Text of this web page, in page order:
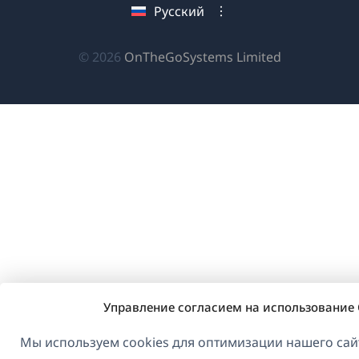
Управление согласием на использование
Мы используем cookies для оптимизации нашего
© 2026 OnTheGoSystems Limited
новом
Русский
окне)окне)